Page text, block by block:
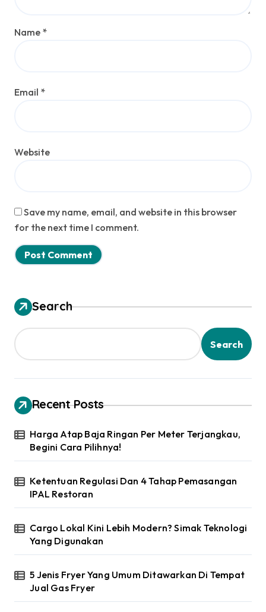
Name *
Email *
Website
Save my name, email, and website in this browser
for the next time I comment.
Search
Search
Recent Posts
Harga Atap Baja Ringan Per Meter Terjangkau,
Begini Cara Pilihnya!
Ketentuan Regulasi Dan 4 Tahap Pemasangan
IPAL Restoran
Cargo Lokal Kini Lebih Modern? Simak Teknologi
Yang Digunakan
5 Jenis Fryer Yang Umum Ditawarkan Di Tempat
Jual Gas Fryer